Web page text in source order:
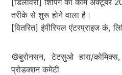
[डिलीवरी] शिपिंग का काम
तरीके से शुरू होने वाला है।
[वितरित] इंपीरियल एंटरप्राइज कं,
©बुरोनसन, टेटसुओ हारा/
प्रोडक्शन कमेटी